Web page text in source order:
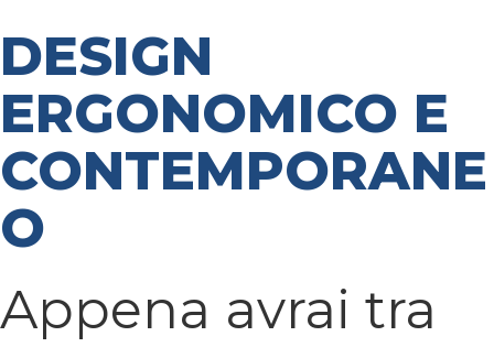
DESIGN
ERGONOMICO E
CONTEMPORANE
O
Appena avrai tra